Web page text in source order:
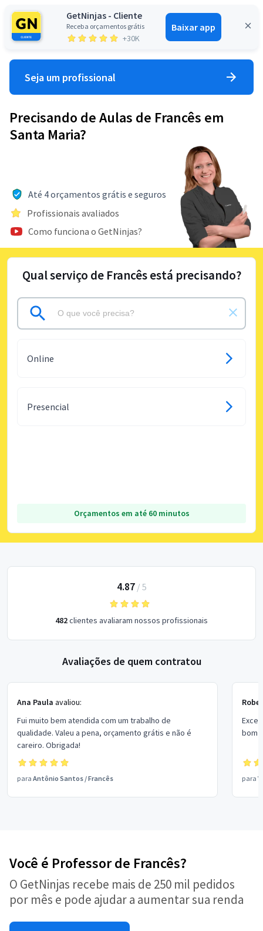
GetNinjas - Cliente
Receba orçamentos grátis
+30K
Baixar app
Entrar
Seja um profissional
Precisando de Aulas de Francês em
Santa Maria?
Até 4 orçamentos grátis e seguros
Profissionais avaliados
Como funciona o GetNinjas?
Qual serviço de Francês está precisando?
Online
Presencial
Orçamentos em até 60 minutos
4.87/ 5
482clientes avaliaram nossos profissionais
Avaliações de quem contratou
Ana Paula avaliou:
Fui muito bem atendida com um trabalho de
qualidade. Valeu a pena, orçamento grátis e não é
careiro. Obrigada!
para Antônio Santos /Francês
bom
para
Você é Professor de Francês?
O GetNinjas recebe mais de 250 mil pedidos
por mês e pode ajudar a aumentar sua renda